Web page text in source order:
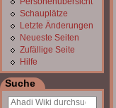
Personenübersicht
Schauplätze
Letzte Änderungen
Neueste Seiten
Zufällige Seite
Hilfe
Suche